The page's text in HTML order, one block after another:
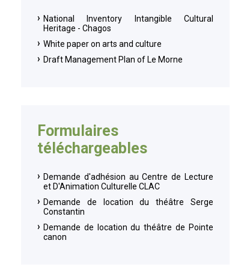
National Inventory Intangible Cultural
Heritage - Chagos
White paper on arts and culture
Draft Management Plan of Le Morne
Formulaires
téléchargeables
Demande d'adhésion au Centre de Lecture
et D'Animation Culturelle CLAC
Demande de location du théâtre Serge
Constantin
Demande de location du théâtre de Pointe
canon